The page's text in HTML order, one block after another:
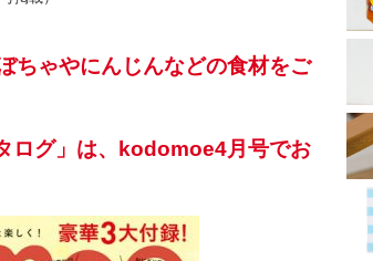
ちゃやにんじんなどの食材をご
ログ」は、kodomoe4月号でお